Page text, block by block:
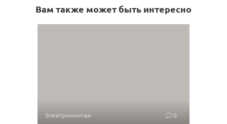
Вам также может быть интересно
Электромонтаж 0